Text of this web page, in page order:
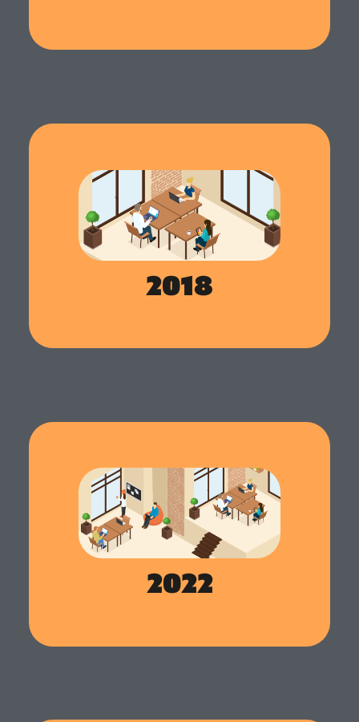
2018
Lancement du logiciel Softy
Notre équipe relève un nouveau défi en
développant le premier ATS offrant une vision
globale des candidats. Softy est conçu pour être un
logiciel de recrutement intuitif et complet, adaptable
à toutes les entreprises grâce à ses nombreuses
fonctionnalités. Ce qui distingue Softy, c'est que les
comportementales des candidats plutôt que sur leur
CV.
2022
Lancement du logiciel Skeely
Dans le but de continuer à aider les RH dans leurs
missions quotidiennes, Altagile lance un nouvel outil
: Skeely. Ce logiciel d’entretien annuel et de GPEC
va permettre aux entreprises de gérer les
une stratégie de talent management.